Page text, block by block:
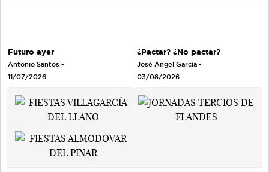
Futuro ayer
Antonio Santos -
11/07/2026
¿Pactar? ¿No pactar?
José Ángel García -
03/08/2026